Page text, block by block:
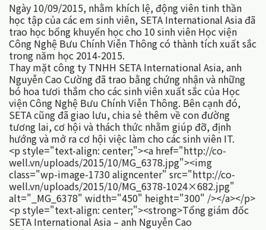
Ngày 10/09/2015, nhằm khích lệ, động viên tinh thần
học tập của các em sinh viên, SETA International Asia đã
trao học bổng khuyến học cho 10 sinh viên Học viện
Công Nghệ Bưu Chính Viễn Thông có thành tích xuất sắc
trong năm học 2014-2015.
Thay mặt công ty TNHH SETA International Asia, anh
Nguyễn Cao Cường đã trao bằng chứng nhận và những
bó hoa tươi thắm cho các sinh viên xuất sắc của Học
viện Công Nghệ Bưu Chính Viễn Thông. Bên cạnh đó,
SETA cũng đã giao lưu, chia sẻ thêm về con đường
tương lai, cơ hội và thách thức nhằm giúp đỡ, định
hướng và mở ra cơ hội việc làm cho các sinh viên IT.
<p style="text-align: center;"><a href="http://co-
well.vn/uploads/2015/10/MG_6378.jpg"><img
class="wp-image-1730 aligncenter" src="http://co-
well.vn/uploads/2015/10/MG_6378-1024×682.jpg"
alt="_MG_6378" width="450" height="300" /></a></p>
<p style="text-align: center;"><strong>Tổng giám đốc
SETA International Asia – anh Nguyễn Cao